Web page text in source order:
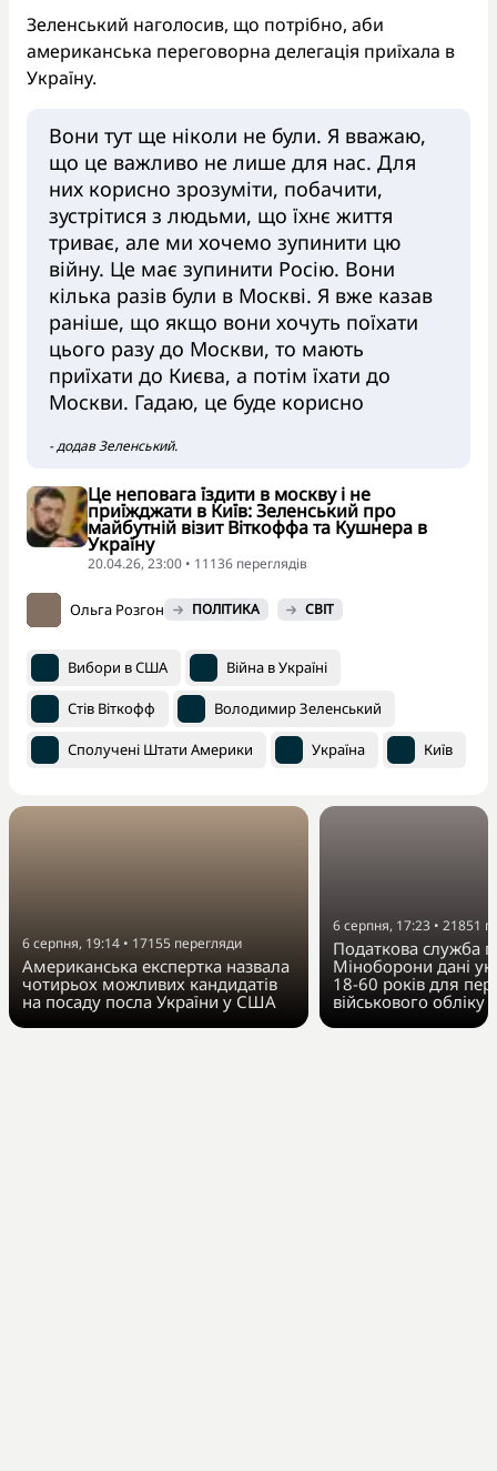
Зеленський наголосив, що потрібно, аби
американська переговорна делегація приїхала в
Україну.
Вони тут ще ніколи не були. Я вважаю,
що це важливо не лише для нас. Для
них корисно зрозуміти, побачити,
зустрітися з людьми, що їхнє життя
триває, але ми хочемо зупинити цю
війну. Це має зупинити Росію. Вони
кілька разів були в Москві. Я вже казав
раніше, що якщо вони хочуть поїхати
цього разу до Москви, то мають
приїхати до Києва, а потім їхати до
Москви. Гадаю, це буде корисно
- додав Зеленський.
Це неповага їздити в москву і не
приїжджати в Київ: Зеленський про
майбутній візит Віткоффа та Кушнера в
Україну
20.04.26, 23:00 • 11136 переглядiв
Ольга Розгон ПОЛІТИКА СВІТ
Вибори в США Війна в Україні
Стів Віткофф Володимир Зеленський
Сполучені Штати Америки Україна Київ
6 серпня, 19:14 • 17155 перегляди
Американська експертка назвала
чотирьох можливих кандидатів
на посаду посла України у США
6 серпня, 17:23 • 21851
Податкова служба
Міноборони дані
18-60 років для
військового обліку